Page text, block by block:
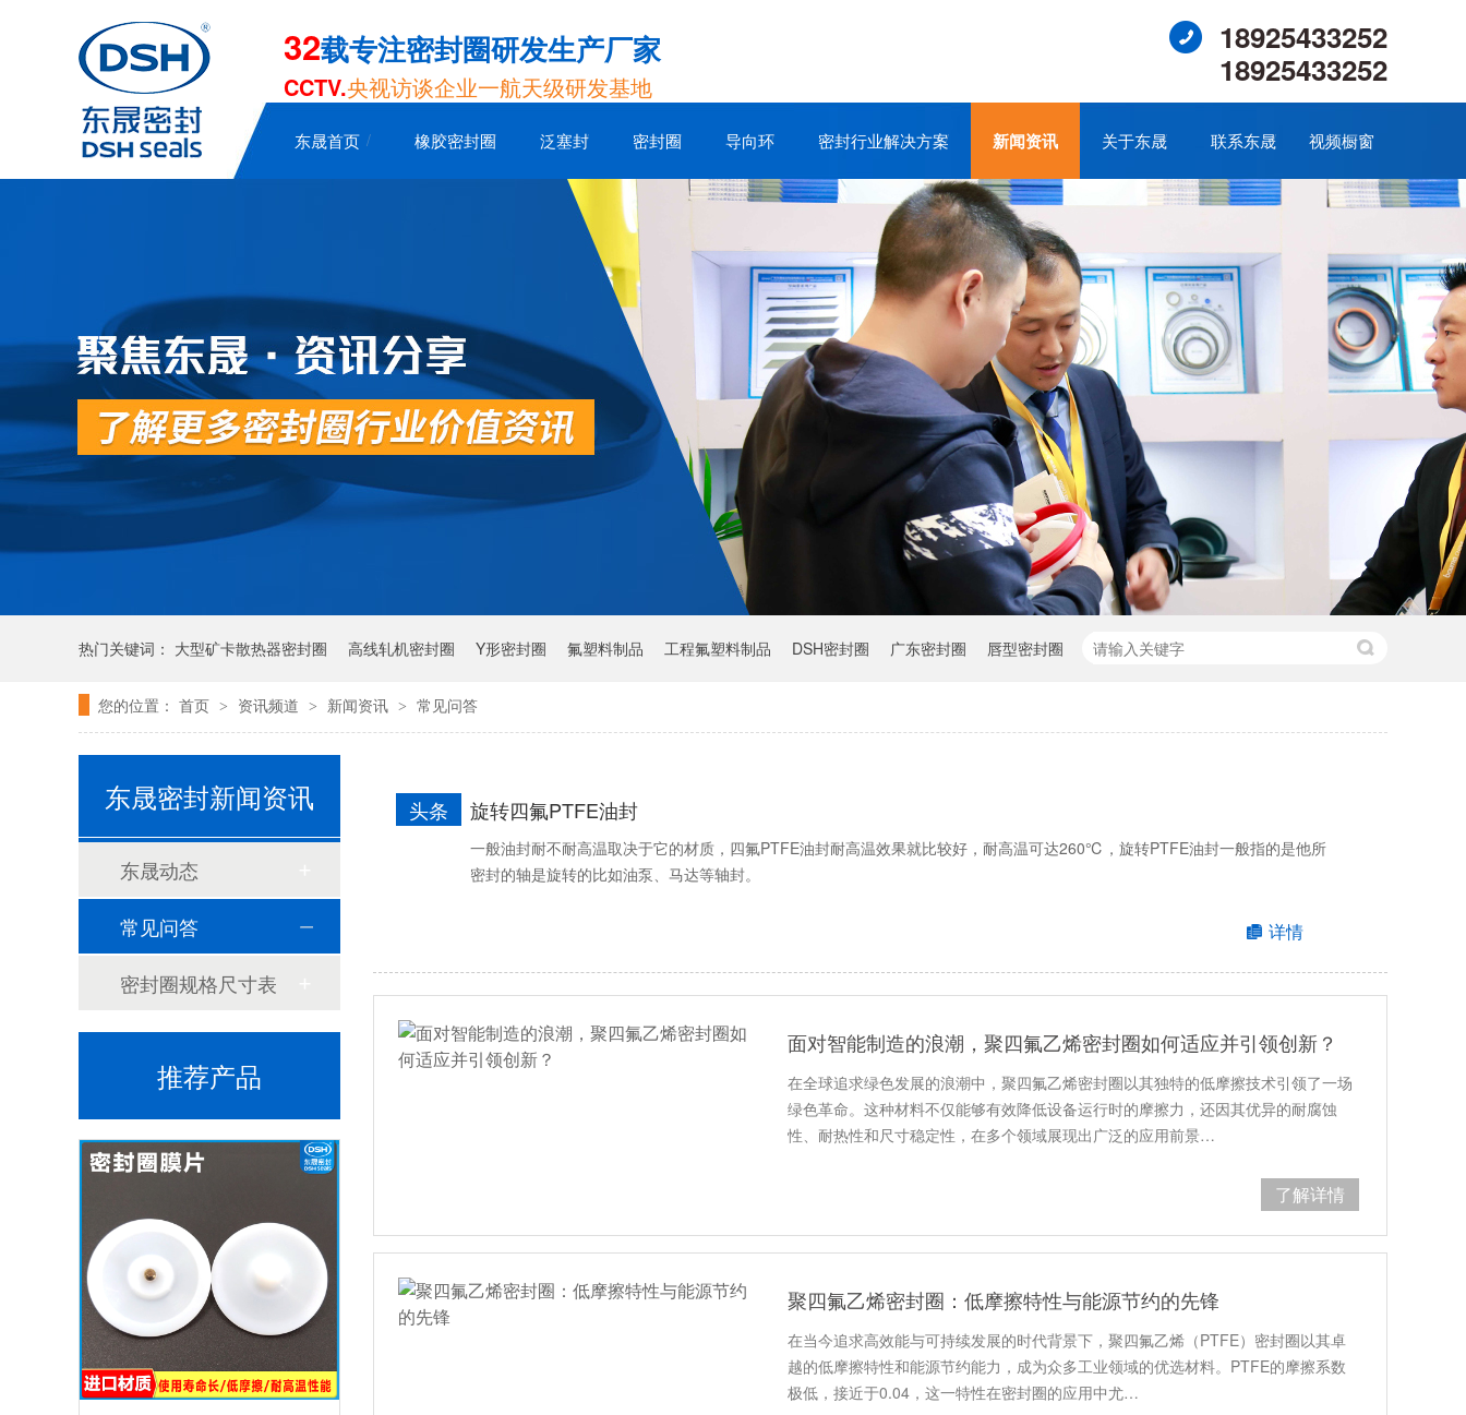
32载专注密封圈研发生产厂家
CCTV.央视访谈企业一航天级研发基地
18925433252
18925433252
东晟首页 橡胶密封圈 泛塞封 密封圈 导向环 密封行业解决方案 新闻资讯 关于东晟 联系东晟 视频橱窗
热门关键词： 大型矿卡散热器密封圈 高线轧机密封圈 Y形密封圈 氟塑料制品 工程氟塑料制品 DSH密封圈 广东密封圈 唇型密封圈
唇形密封圈 泛塞密封圈
您的位置： 首页 > 资讯频道 > 新闻资讯 > 常见问答
旋转四氟PTFE油封
头条
一般油封耐不耐高温取决于它的材质，四氟PTFE油封耐高温效果就比较好，耐高温可达260℃，旋转PTFE油封一般指的是他所
密封的轴是旋转的比如油泵、马达等轴封。
详情
面对智能制造的浪潮，聚四氟乙烯密封圈如何适应并引领创新？
在全球追求绿色发展的浪潮中，聚四氟乙烯密封圈以其独特的低摩擦技术引领了一场
绿色革命。这种材料不仅能够有效降低设备运行时的摩擦力，还因其优异的耐腐蚀
性、耐热性和尺寸稳定性，在多个领域展现出广泛的应用前景…
了解详情
聚四氟乙烯密封圈：低摩擦特性与能源节约的先锋
在当今追求高效能与可持续发展的时代背景下，聚四氟乙烯（PTFE）密封圈以其卓
越的低摩擦特性和能源节约能力，成为众多工业领域的优选材料。PTFE的摩擦系数
极低，接近于0.04，这一特性在密封圈的应用中尤…
东晟密封新闻资讯
东晟动态
常见问答
密封圈规格尺寸表
推荐产品
泛塞封-汽车密封件-耐腐蚀密封圈
组合双唇骨架油封密封圈
PTFE四氟加药装置膜片螺帽膜片